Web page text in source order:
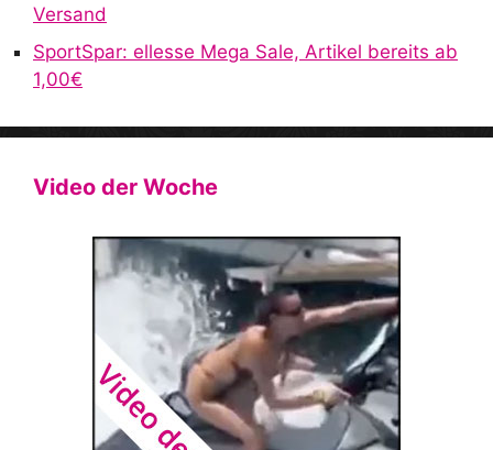
Versand
SportSpar: ellesse Mega Sale, Artikel bereits ab
1,00€
Video der Woche